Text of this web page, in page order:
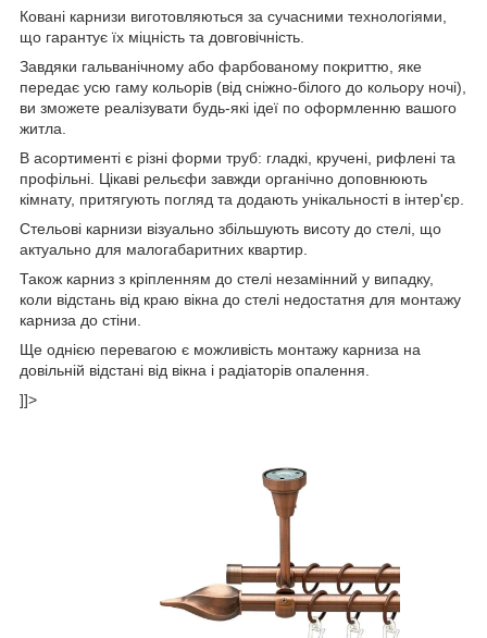
Ковані карнизи виготовляються за сучасними технологіями,
що гарантує їх міцність та довговічність.
Завдяки гальванічному або фарбованому покриттю, яке
передає усю гаму кольорів (від сніжно-білого до кольору ночі),
ви зможете реалізувати будь-які ідеї по оформленню вашого
житла.
В асортименті є різні форми труб: гладкі, кручені, рифлені та
профільні. Цікаві рельєфи завжди органічно доповнюють
кімнату, притягують погляд та додають унікальності в інтер'єр.
Стельові карнизи візуально збільшують висоту до стелі, що
актуально для малогабаритних квартир.
Також карниз з кріпленням до стелі незамінний у випадку,
коли відстань від краю вікна до стелі недостатня для монтажу
карниза до стіни.
Ще однією перевагою є можливість монтажу карниза на
довільній відстані від вікна і радіаторів опалення.
]]>